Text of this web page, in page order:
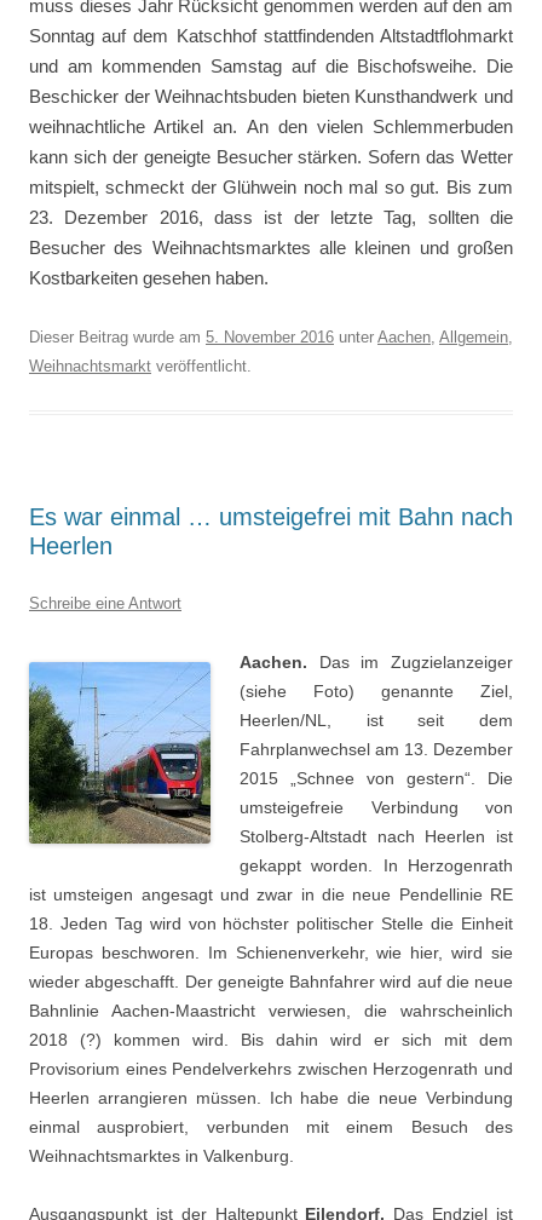
muss dieses Jahr Rücksicht genommen werden auf den am
Sonntag auf dem Katschhof stattfindenden Altstadtflohmarkt
und am kommenden Samstag auf die Bischofsweihe. Die
Beschicker der Weihnachtsbuden bieten Kunsthandwerk und
weihnachtliche Artikel an. An den vielen Schlemmerbuden
kann sich der geneigte Besucher stärken. Sofern das Wetter
mitspielt, schmeckt der Glühwein noch mal so gut. Bis zum
23. Dezember 2016, dass ist der letzte Tag, sollten die
Besucher des Weihnachtsmarktes alle kleinen und großen
Kostbarkeiten gesehen haben.
Dieser Beitrag wurde am 5. November 2016 unter Aachen, Allgemein,
Weihnachtsmarkt veröffentlicht.
Es war einmal … umsteigefrei mit Bahn nach
Heerlen
Schreibe eine Antwort
Aachen. Das im Zugzielanzeiger
(siehe Foto) genannte Ziel,
Heerlen/NL, ist seit dem
Fahrplanwechsel am 13. Dezember
2015 „Schnee von gestern“. Die
umsteigefreie Verbindung von
Stolberg-Altstadt nach Heerlen ist
gekappt worden. In Herzogenrath
ist umsteigen angesagt und zwar in die neue Pendellinie RE
18. Jeden Tag wird von höchster politischer Stelle die Einheit
Europas beschworen. Im Schienenverkehr, wie hier, wird sie
wieder abgeschafft. Der geneigte Bahnfahrer wird auf die neue
Bahnlinie Aachen-Maastricht verwiesen, die wahrscheinlich
2018 (?) kommen wird. Bis dahin wird er sich mit dem
Provisorium eines Pendelverkehrs zwischen Herzogenrath und
Heerlen arrangieren müssen. Ich habe die neue Verbindung
einmal ausprobiert, verbunden mit einem Besuch des
Weihnachtsmarktes in Valkenburg.
Ausgangspunkt ist der Haltepunkt Eilendorf. Das Endziel ist